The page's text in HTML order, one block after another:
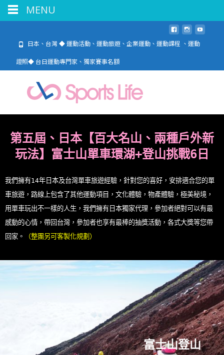
日本、台灣 ◆ 運動活動、運動旅遊、企業運動、運動課程 、運動
證照◆ 台日運動專門家、獨家賽事名額
第五屆、日本【百大名山、兩種戶外新
玩法】富士山單車環湖+登山挑戰6 日
我們擁有14年日本及台灣單車旅遊經驗，針對您的喜好，安排適合您的單
車旅遊，路線上包含了其他運動項目，文化體驗，物產體驗，極美秘境，
用單車玩出不一樣的人生，我們擁有日本獨家代理，參加者絕對可以有最
感動的心情，帶回台灣，參加者也享有最棒的抽獎活動，各式大獎等您帶
回家。
（整團另可客製化規劃）
MENU